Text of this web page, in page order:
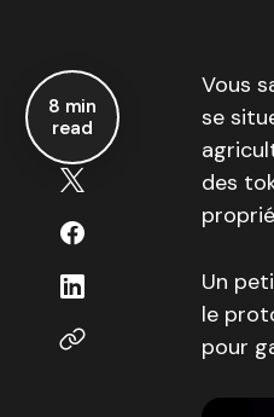
8 min
read
Vous
se
des
Un
le
pour